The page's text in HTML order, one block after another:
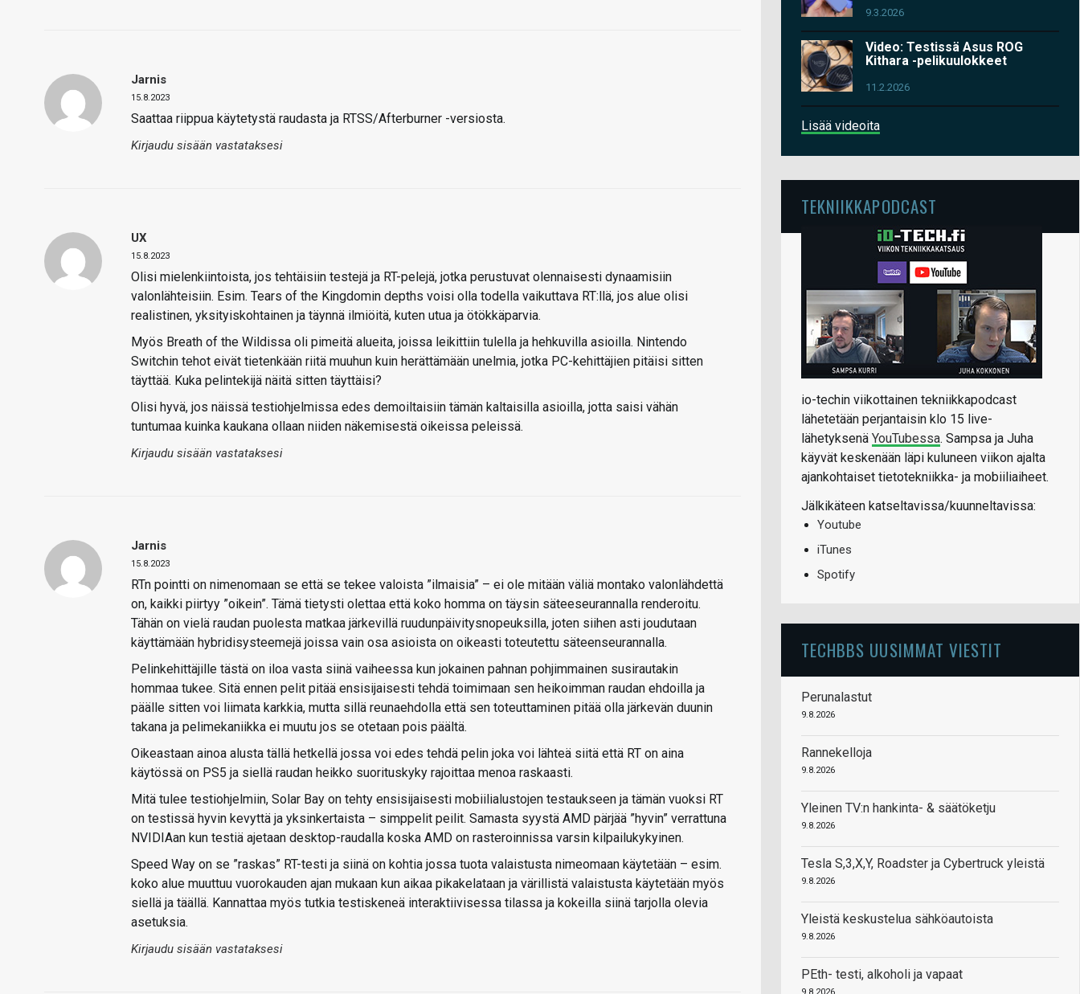
Jarnis
15.8.2023
Saattaa riippua käytetystä raudasta ja RTSS/Afterburner -versiosta.
Kirjaudu sisään vastataksesi
UX
15.8.2023
Olisi mielenkiintoista, jos tehtäisiin testejä ja RT-pelejä, jotka perustuvat olennaisesti dynaamisiin
valonlähteisiin. Esim. Tears of the Kingdomin depths voisi olla todella vaikuttava RT:llä, jos alue olisi
realistinen, yksityiskohtainen ja täynnä ilmiöitä, kuten utua ja ötökkäparvia.
Myös Breath of the Wildissa oli pimeitä alueita, joissa leikittiin tulella ja hehkuvilla asioilla. Nintendo
Switchin tehot eivät tietenkään riitä muuhun kuin herättämään unelmia, jotka PC-kehittäjien pitäisi sitten
täyttää. Kuka pelintekijä näitä sitten täyttäisi?
Olisi hyvä, jos näissä testiohjelmissa edes demoiltaisiin tämän kaltaisilla asioilla, jotta saisi vähän
tuntumaa kuinka kaukana ollaan niiden näkemisestä oikeissa peleissä.
Kirjaudu sisään vastataksesi
Jarnis
15.8.2023
RTn pointti on nimenomaan se että se tekee valoista ”ilmaisia” – ei ole mitään väliä montako valonlähdettä
on, kaikki piirtyy ”oikein”. Tämä tietysti olettaa että koko homma on täysin säteeseurannalla renderoitu.
Tähän on vielä raudan puolesta matkaa järkevillä ruudunpäivitysnopeuksilla, joten siihen asti joudutaan
käyttämään hybridisysteemejä joissa vain osa asioista on oikeasti toteutettu säteenseurannalla.
Pelinkehittäjille tästä on iloa vasta siinä vaiheessa kun jokainen pahnan pohjimmainen susirautakin
hommaa tukee. Sitä ennen pelit pitää ensisijaisesti tehdä toimimaan sen heikoimman raudan ehdoilla ja
päälle sitten voi liimata karkkia, mutta sillä reunaehdolla että sen toteuttaminen pitää olla järkevän duunin
takana ja pelimekaniikka ei muutu jos se otetaan pois päältä.
Oikeastaan ainoa alusta tällä hetkellä jossa voi edes tehdä pelin joka voi lähteä siitä että RT on aina
käytössä on PS5 ja siellä raudan heikko suorituskyky rajoittaa menoa raskaasti.
Mitä tulee testiohjelmiin, Solar Bay on tehty ensisijaisesti mobiilialustojen testaukseen ja tämän vuoksi RT
on testissä hyvin kevyttä ja yksinkertaista – simppelit peilit. Samasta syystä AMD pärjää ”hyvin” verrattuna
NVIDIAan kun testiä ajetaan desktop-raudalla koska AMD on rasteroinnissa varsin kilpailukykyinen.
Speed Way on se ”raskas” RT-testi ja siinä on kohtia jossa tuota valaistusta nimeomaan käytetään – esim.
koko alue muuttuu vuorokauden ajan mukaan kun aikaa pikakelataan ja värillistä valaistusta käytetään myös
siellä ja täällä. Kannattaa myös tutkia testiskeneä interaktiivisessa tilassa ja kokeilla siinä tarjolla olevia
asetuksia.
Kirjaudu sisään vastataksesi
9.3.2026
Video: Testissä Asus ROG
Kithara -pelikuulokkeet
11.2.2026
Lisää videoita
TEKNIIKKAPODCAST
io-techin viikottainen tekniikkapodcast
lähetetään perjantaisin klo 15 live-
lähetyksenä YouTubessa. Sampsa ja Juha
käyvät keskenään läpi kuluneen viikon ajalta
ajankohtaiset tietotekniikka- ja mobiiliaiheet.
Jälkikäteen katseltavissa/kuunneltavissa:
Youtube
iTunes
Spotify
TECHBBS UUSIMMAT VIESTIT
Perunalastut
9.8.2026
Rannekelloja
9.8.2026
Yleinen TV:n hankinta- & säätöketju
9.8.2026
Tesla S,3,X,Y, Roadster ja Cybertruck yleistä
9.8.2026
Yleistä keskustelua sähköautoista
9.8.2026
PEth- testi, alkoholi ja vapaat
9.8.2026